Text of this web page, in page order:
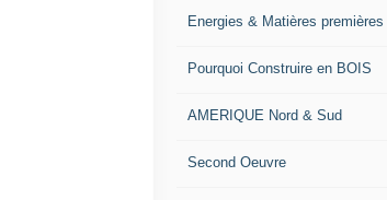
Energies & Matières premières
Pourquoi Construire en BOIS
AMERIQUE Nord & Sud
Second Oeuvre